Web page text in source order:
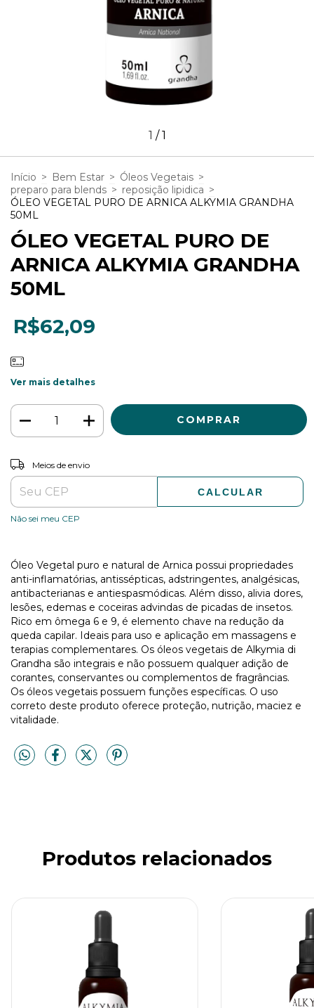
1 /1
Início > Bem Estar > Óleos Vegetais >
preparo para blends > reposição lipidica >
ÓLEO VEGETAL PURO DE ARNICA ALKYMIA GRANDHA
50ML
ÓLEO VEGETAL PURO DE
ARNICA ALKYMIA GRANDHA
50ML
R$62,09
Ver mais detalhes
Entregas para o CEP:
Meios de envio
CALCULAR
Não sei meu CEP
Óleo Vegetal puro e natural de Arnica possui propriedades
anti-inflamatórias, antissépticas, adstringentes, analgésicas,
antibacterianas e antiespasmódicas. Além disso, alivia dores,
lesões, edemas e coceiras advindas de picadas de insetos.
Rico em ômega 6 e 9, é elemento chave na redução da
queda capilar. Ideais para uso e aplicação em massagens e
terapias complementares. Os óleos vegetais de Alkymia di
Grandha são integrais e não possuem qualquer adição de
corantes, conservantes ou complementos de fragrâncias.
Os óleos vegetais possuem funções específicas. O uso
correto deste produto oferece proteção, nutrição, maciez e
vitalidade.
Produtos relacionados